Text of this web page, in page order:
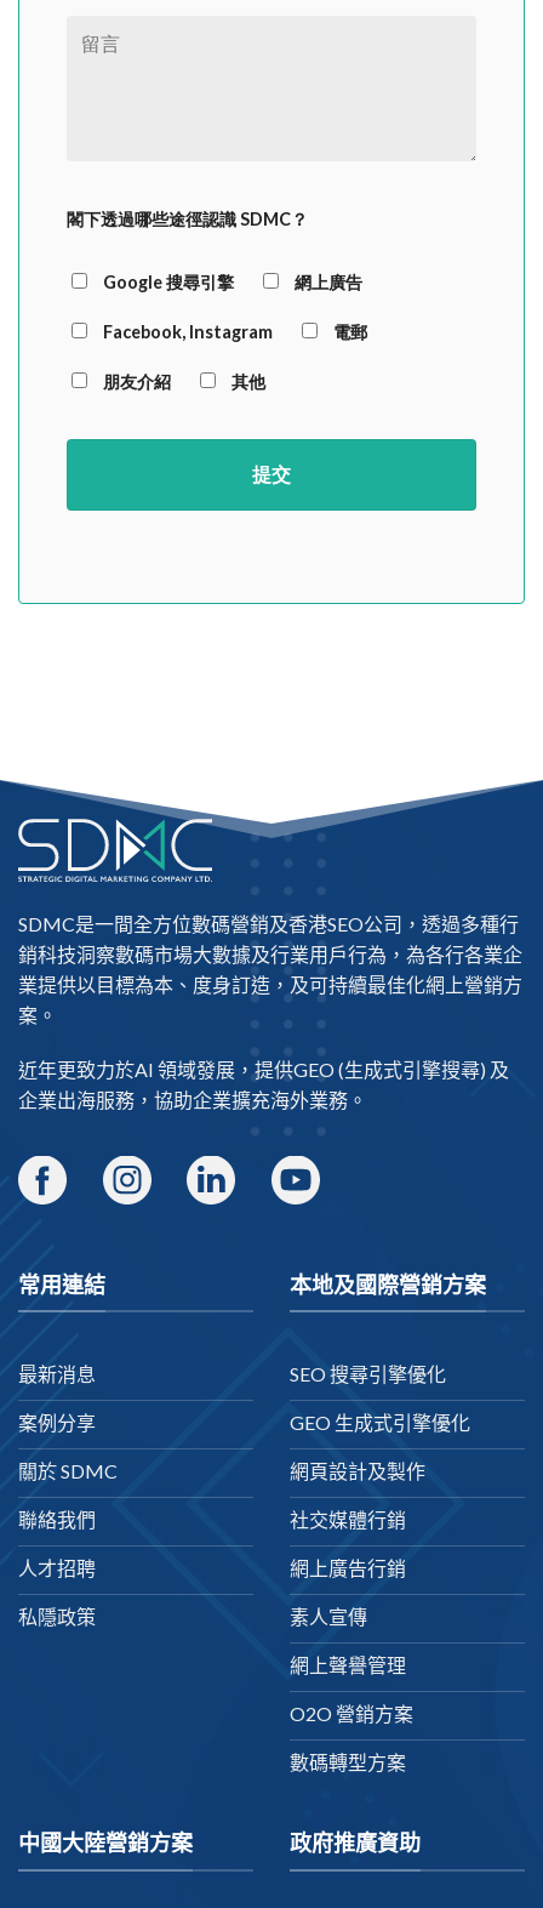
閣下透過哪些途徑認識 SDMC？
Google 搜尋引擎 網上廣告
Facebook, Instagram 電郵
朋友介紹 其他
SDMC是一間全方位數碼營銷及香港SEO公司 ，透過多種行
銷科技洞察數碼市場大數據及行業用戶行為，為各行各業企
業提供以目標為本、度身訂造，及可持續最佳化網上營銷方
案。
近年更致力於AI 領域發展，提供GEO(生成式引擎搜尋) 及
企業出海服務，協助企業擴充海外業務。
常用連結
最新消息
案例分享
關於 SDMC
聯絡我們
人才招聘
私隱政策
本地及國際營銷方案
SEO 搜尋引擎優化
GEO 生成式引擎優化
網頁設計及製作
社交媒體行銷
網上廣告行銷
素人宣傳
網上聲譽管理
O2O 營銷方案
數碼轉型方案
中國大陸營銷方案 政府推廣資助